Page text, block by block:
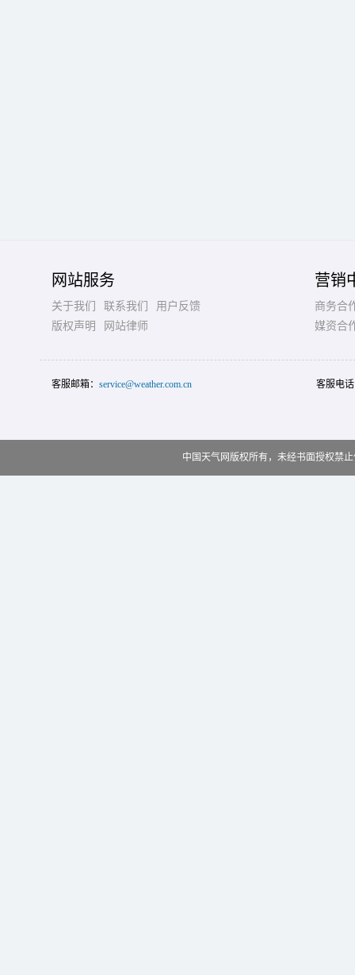
网站服务
关于我们 联系我们
用户反馈
版权声明
网站律师
营销
商务合
媒资合
客服邮箱： service@weather.com.cn 客服电
中国天气网版权所有，未经书面授权